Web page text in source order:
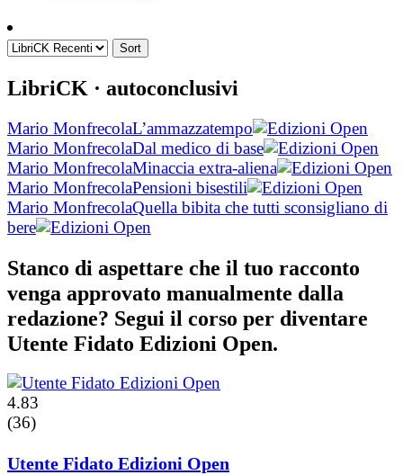
Sort
LibriCK · autoconclusivi
Mario MonfrecolaL’ammazzatempo
Mario MonfrecolaDal medico di base
Mario MonfrecolaMinaccia extra-aliena
Mario MonfrecolaPensioni bisestili
Mario MonfrecolaQuella bibita che tutti sconsigliano di
bere
Stanco di aspettare che il tuo racconto
venga approvato manualmente dalla
redazione? Segui il corso per diventare
Utente Fidato Edizioni Open.
4.83
(36)
Utente Fidato Edizioni Open